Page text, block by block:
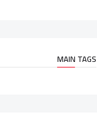
MAIN TAGS